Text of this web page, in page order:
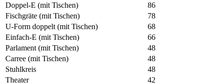
Doppel-E (mit Tischen)
86
Fischgräte (mit Tischen)
78
U-Form doppelt (mit Tischen)
68
Einfach-E (mit Tischen)
66
Parlament (mit Tischen)
48
Carree (mit Tischen)
48
Stuhlkreis
48
Theater
42